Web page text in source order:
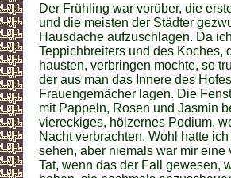
Der Frühling war vorüber, die
und die meisten der Städter
Hausdache aufzuschlagen. Da
Teppichbreiters und des Koches,
hausten, verbringen mochte, so
der aus man das Innere des
Frauengemächer lagen. Die
mit Pappeln, Rosen und Jasmin
viereckiges, hölzernes Podium,
Nacht verbrachten. Wohl hatte
sehen, aber niemals war mir
Tat, wenn das der Fall gewesen,